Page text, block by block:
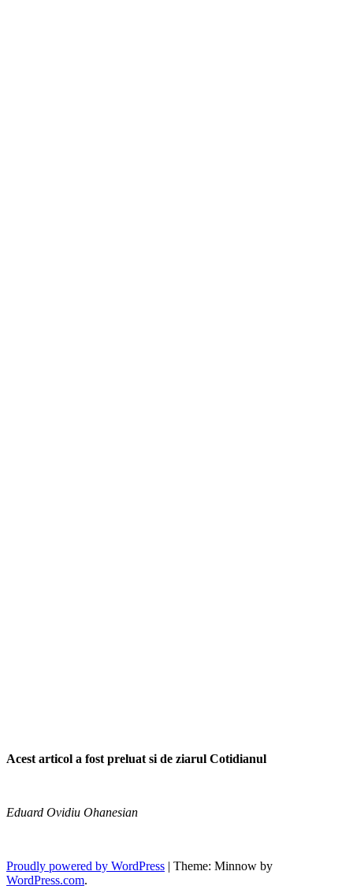
Acest articol a fost preluat si de ziarul Cotidianul
Eduard Ovidiu Ohanesian
Dosar
de
Proudly powered by WordPress | Theme: Minnow by
WordPress.com.